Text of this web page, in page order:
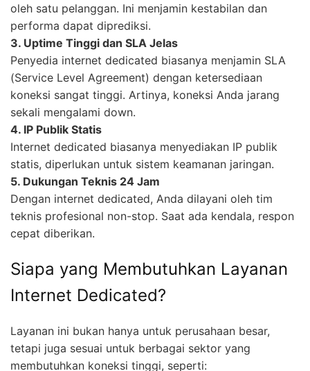
oleh satu pelanggan. Ini menjamin kestabilan dan
performa dapat diprediksi.
3. Uptime Tinggi dan SLA Jelas
Penyedia internet dedicated biasanya menjamin SLA
(Service Level Agreement) dengan ketersediaan
koneksi sangat tinggi. Artinya, koneksi Anda jarang
sekali mengalami down.
4. IP Publik Statis
Internet dedicated biasanya menyediakan IP publik
statis, diperlukan untuk sistem keamanan jaringan.
5. Dukungan Teknis 24 Jam
Dengan internet dedicated, Anda dilayani oleh tim
teknis profesional non-stop. Saat ada kendala, respon
cepat diberikan.
Siapa yang Membutuhkan Layanan
Internet Dedicated?
Layanan ini bukan hanya untuk perusahaan besar,
tetapi juga sesuai untuk berbagai sektor yang
membutuhkan koneksi tinggi, seperti: